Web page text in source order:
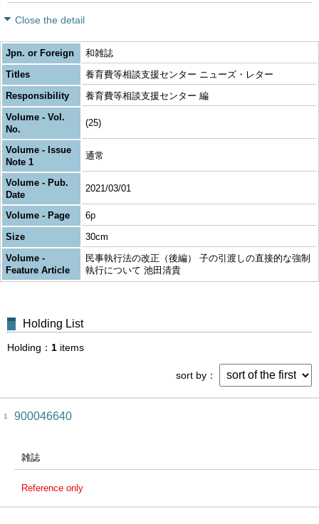
Close the detail
Jpn. or Foreign
和雑誌
Titles
養育費等相談支援センター ニューズ・レター
Responsibility
養育費等相談支援センター 編
Volume - Vol.
No.
(25)
Volume - Issue
Note 1
通常
Volume - Pub.
Date
2021/03/01
Volume - Page
6p
Size
30cm
Volume -
Feature Article
民事執行法の改正（後編） 子の引渡しの直接的な強制
執行について 池田清貴
Holding List
Holding 1 items
sort by
1 900046640
雑誌
Reference only